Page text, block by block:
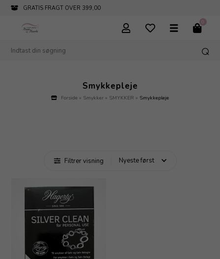
GRATIS FRAGT OVER 399,00
0
Smykkepleje
Forside» Smykker» SMYKKER » Smykkepleje
Filtrer visning